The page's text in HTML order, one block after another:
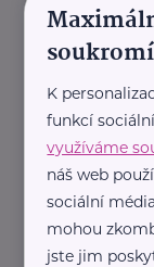
narozené
organizace
, která
předčasně
Fond ...
https://
+420 774
K
funkcí
využíváme
náš web
sociální
mohou
jste jim